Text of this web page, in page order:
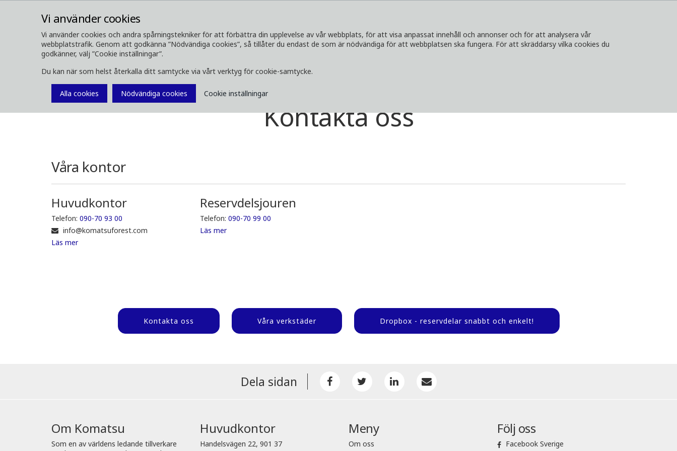
Vi använder cookies
Vi använder cookies och andra spårningstekniker för att förbättra din upplevelse av vår webbplats, för att visa anpassat innehåll och annonser och för att analysera vår
webbplatstrafik. Genom att godkänna ”Nödvändiga cookies”, så tillåter du endast de som är nödvändiga för att webbplatsen ska fungera. För att skräddarsy vilka cookies du
godkänner, välj ”Cookie inställningar”.
Du kan när som helst återkalla ditt samtycke via vårt verktyg för cookie-samtycke.
Alla cookies Nödvändiga cookies Cookie inställningar
OM OSS SKOGSMASKINER
Kontakt
Kontakta oss
Våra kontor
Huvudkontor
Telefon: 090-70 93 00
info@komatsuforest.com
Läs mer
Reservdelsjouren
Telefon: 090-70 99 00
Läs mer
Kontakta oss Våra verkstäder Dropbox - reservdelar snabbt och enkelt!
Dela sidan
Om Komatsu
Som en av världens ledande tillverkare
Huvudkontor
Handelsvägen 22, 901 37
Meny
Om oss
Följ oss
Facebook Sverige